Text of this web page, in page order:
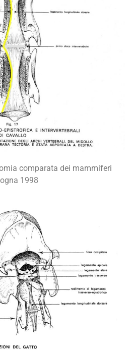
comparata dei mammiferi
1998